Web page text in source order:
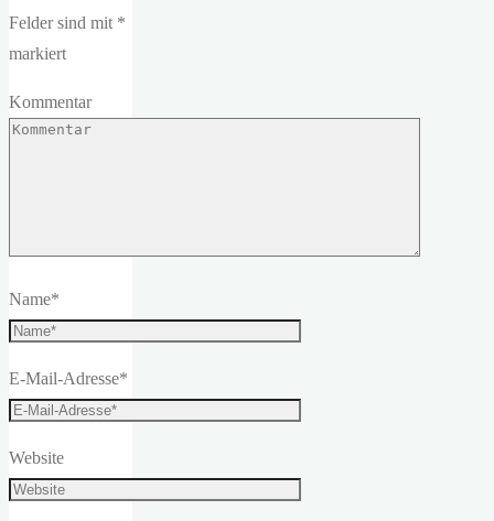
Felder sind mit *
markiert
Kommentar
Name*
E-Mail-Adresse*
Website